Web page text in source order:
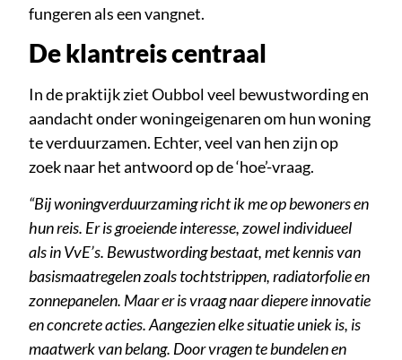
fungeren als een vangnet.
De klantreis centraal
In de praktijk ziet Oubbol veel bewustwording en
aandacht onder woningeigenaren om hun woning
te verduurzamen. Echter, veel van hen zijn op
zoek naar het antwoord op de ‘hoe’-vraag.
“Bij woningverduurzaming richt ik me op bewoners en
hun reis. Er is groeiende interesse, zowel individueel
als in VvE’s. Bewustwording bestaat, met kennis van
basismaatregelen zoals tochtstrippen, radiatorfolie en
zonnepanelen. Maar er is vraag naar diepere innovatie
en concrete acties. Aangezien elke situatie uniek is, is
maatwerk van belang. Door vragen te bundelen en